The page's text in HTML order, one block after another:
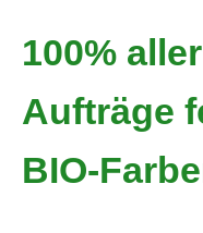
100%
Aufträge
BIO-